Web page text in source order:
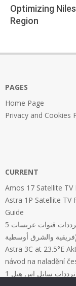
Optimizing
Region
08
PAGES
Home Page
Privacy and Cookies
CURRENT
Amos 17 Satellite TV
Astra 1P Satellite TV
Guide
ترددات قنوات عربسات 5C على مدار 20 درجة شرقاً دليلك الشامل
والشرق أوسطية
Astra 3C at 23.5°E
návod na naladění